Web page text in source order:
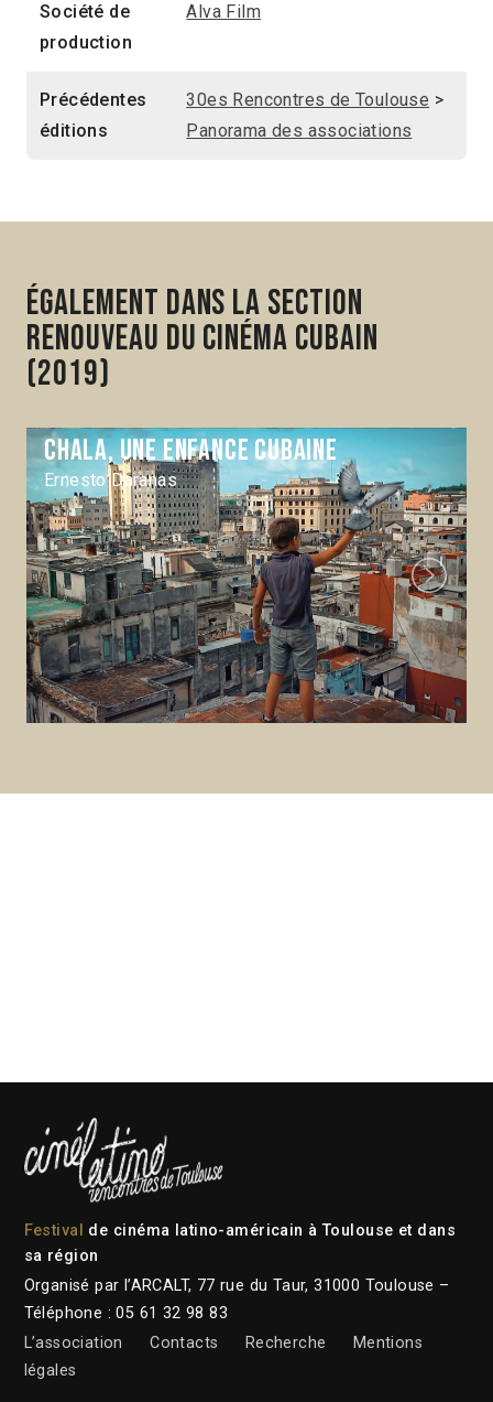
Société de
production
Alva Film
Précédentes
éditions
30es Rencontres de Toulouse >
Panorama des associations
Également dans la section
Renouveau du cinéma cubain
(2019)
Chala, une enfance cubaine
Ernesto Daranas
Next
Festival
de cinéma latino-américain à Toulouse et dans
sa région
Organisé par l’ARCALT, 77 rue du Taur, 31000 Toulouse –
Téléphone : 05 61 32 98 83
L’association
Contacts Recherche
Mentions
légales